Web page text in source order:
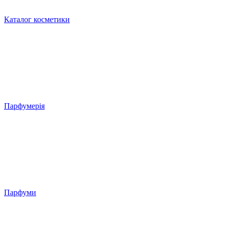
Каталог косметики
Парфумерія
Парфуми